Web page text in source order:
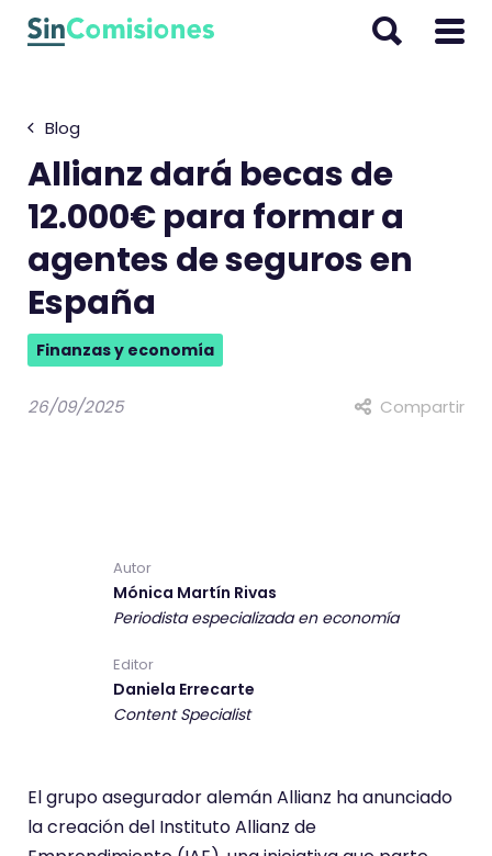
Blog
Allianz dará becas de
12.000€ para formar a
agentes de seguros en
España
Finanzas y economía
26/09/2025 Compartir
Autor
Mónica Martín Rivas
Periodista especializada en economía
Editor
Daniela Errecarte
Content Specialist
El grupo asegurador alemán Allianz ha anunciado
la creación del Instituto Allianz de